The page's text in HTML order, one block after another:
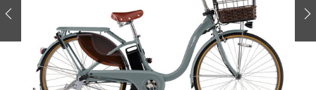
ストップ！不具合修理＆粗悪修理
鈑金・塗装
ディテイリング 洗車
ヘッドライト磨き コーティング
フィルム・ラッピング
小キズ直し 防錆
特集記事
ストップ 不具合修理＆粗悪修理
カーメーカー「旧車」関連プロジェ
クト
ショップ紹介